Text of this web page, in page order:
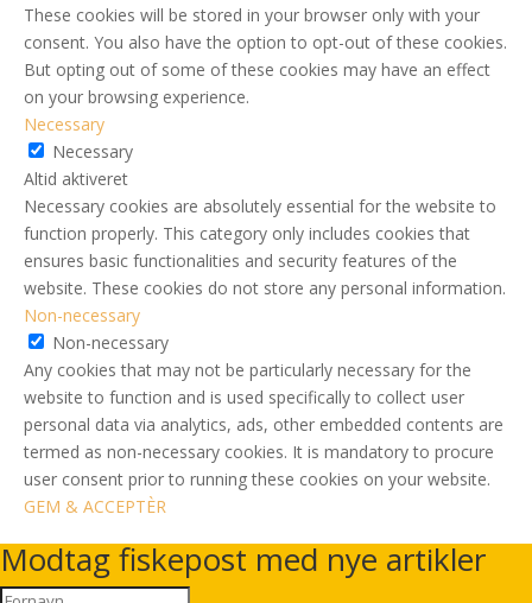
These cookies will be stored in your browser only with your
consent. You also have the option to opt-out of these cookies.
But opting out of some of these cookies may have an effect
on your browsing experience.
Necessary
Necessary
Altid aktiveret
Necessary cookies are absolutely essential for the website to
function properly. This category only includes cookies that
ensures basic functionalities and security features of the
website. These cookies do not store any personal information.
Non-necessary
Non-necessary
Any cookies that may not be particularly necessary for the
website to function and is used specifically to collect user
personal data via analytics, ads, other embedded contents are
termed as non-necessary cookies. It is mandatory to procure
user consent prior to running these cookies on your website.
GEM & ACCEPTÈR
Modtag fiskepost med nye artikler